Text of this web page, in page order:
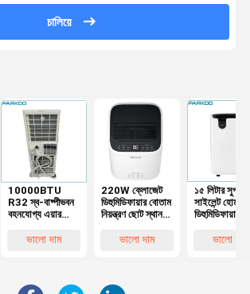
চালিয়ে
10000BTU
R32 স্ব-বাষ্পীভবন
বহনযোগ্য এয়ার
ডিসপ্লে শিশু লক
ভালো দাম
220W ক্লোজেট
ডিহুমিডিফায়ার বোতাম
নিয়ন্ত্রণ ছোট স্থান
অবিচ্ছিন্ন নিষ্কাশন
ভালো দাম
১৫ লিটার সুপার
সাইলেন্ট হোম
ডিহুমিডিফায়ার
রেফ্রিজারেন্ট
ভালো দাম